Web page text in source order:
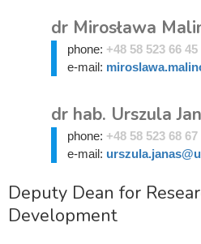
dr Mirosława
phone: +48 58 523 66 45
e-mail:
dr hab. Urszula
phone: +48 58 523 68 67
e-mail:
Deputy Dean for
Development